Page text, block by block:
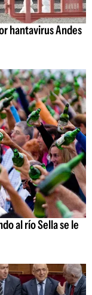
hantavirus Andes
al río Sella se le